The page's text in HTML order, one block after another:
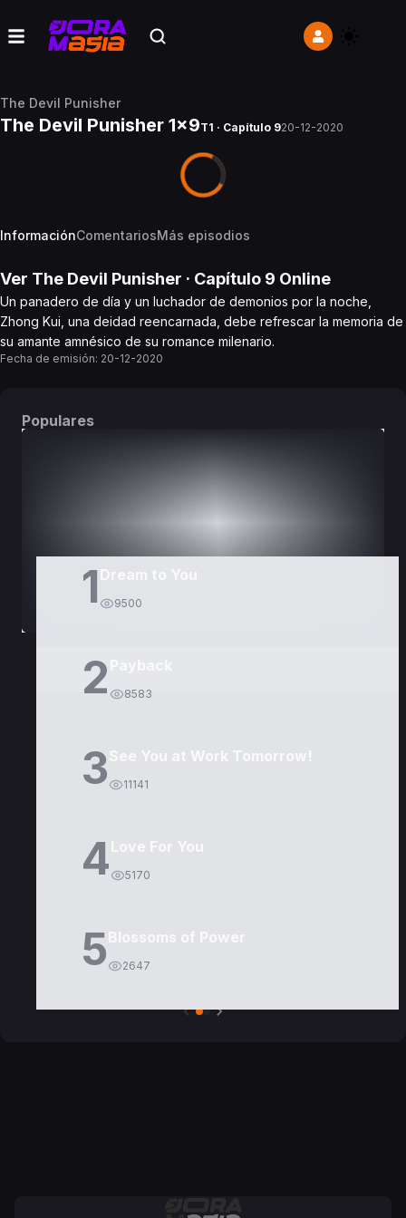
The Devil Punisher
The Devil Punisher 1x9T1 · Capítulo 920-12-2020
InformaciónComentariosMás episodios
Ver The Devil Punisher · Capítulo 9 Online
Un panadero de día y un luchador de demonios por la noche,
Zhong Kui, una deidad reencarnada, debe refrescar la memoria de
su amante amnésico de su romance milenario.
Fecha de emisión: 20-12-2020
Populares
1 Dream to You
9500
2 8583
3See You at Work Tomorrow!
11141
4Love For You
5170
5Blossoms of Power
2647